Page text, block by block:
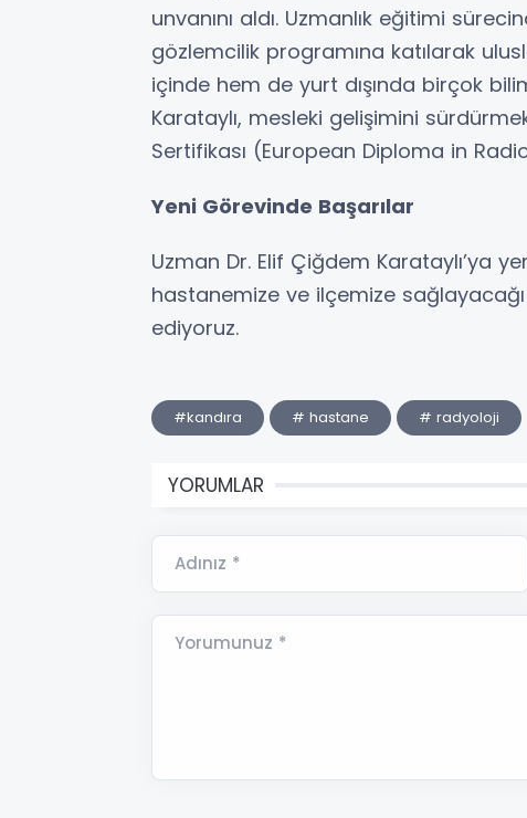
unvanını aldı. Uzmanlık eğitimi
gözlemcilik programına katılarak
içinde hem de yurt dışında birçok
Karataylı, mesleki gelişimini
Sertifikası (European Diploma in
Yeni Görevinde Başarılar
Uzman Dr. Elif Çiğdem Karataylı’ya
hastanemize ve ilçemize sağlayacağı
ediyoruz.
#kandıra # hastane # radyoloji
YORUMLAR
Adınız *
Yorumunuz *